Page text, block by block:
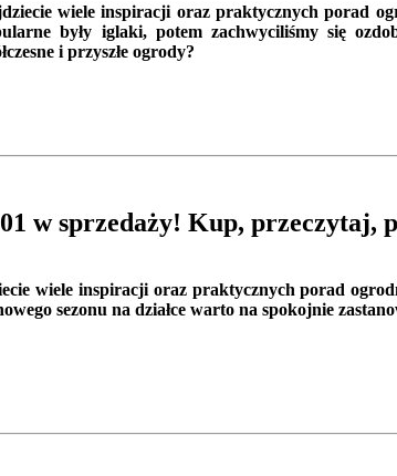
wiele inspiracji oraz praktycznych porad
były iglaki, potem zachwyciliśmy się
i przyszłe ogrody?
w sprzedaży! Kup, przeczytaj,
wiele inspiracji oraz praktycznych porad
sezonu na działce warto na spokojnie